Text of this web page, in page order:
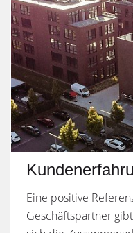
Eine positive
Geschäftspartner